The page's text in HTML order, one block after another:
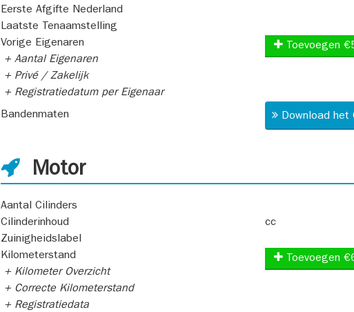
Eerste Afgifte Nederland
Laatste Tenaamstelling
Vorige Eigenaren
+ Aantal Eigenaren
+ Privé / Zakelijk
+ Registratiedatum per Eigenaar
Toevoegen
Bandenmaten Download
Motor
Aantal Cilinders
Cilinderinhoud
cc
Zuinigheidslabel
Kilometerstand
+ Kilometer Overzicht
+ Correcte Kilometerstand
+ Registratiedata
Toevoegen